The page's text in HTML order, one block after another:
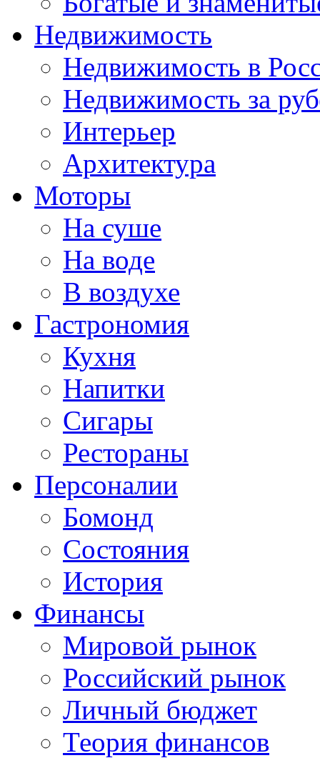
Недвижимость
Недвижимость в
Недвижимость за
Интерьер
Архитектура
Моторы
На суше
На воде
В воздухе
Гастрономия
Кухня
Напитки
Сигары
Рестораны
Персоналии
Бомонд
Состояния
История
Финансы
Мировой рынок
Российский рынок
Личный бюджет
Теория финансов